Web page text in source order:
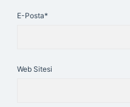
E-Posta*
Web Sitesi